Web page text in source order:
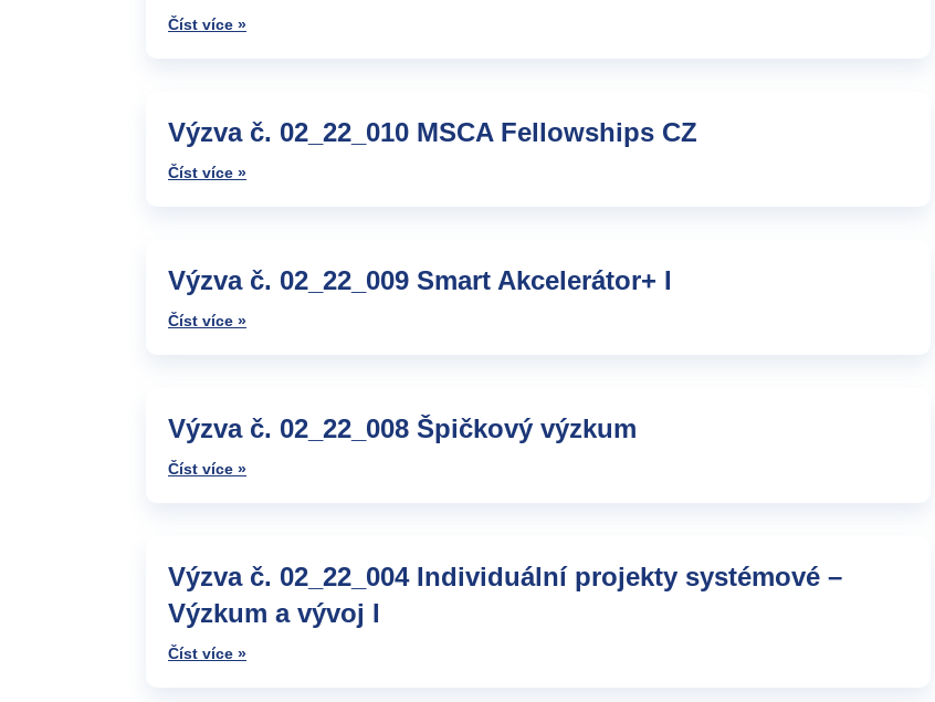
Číst více »
Výzva č. 02_22_010 MSCA Fellowships CZ
Číst více »
Výzva č. 02_22_009 Smart Akcelerátor+ I
Číst více »
Výzva č. 02_22_008 Špičkový výzkum
Číst více »
Výzva č. 02_22_004 Individuální projekty systémové –
Výzkum a vývoj I
Číst více »